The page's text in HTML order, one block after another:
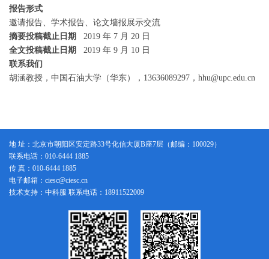
报告形式
邀请报告、学术报告、论文墙报展示交流
摘要投稿截止日期
2019 年 7 月 20 日
全文投稿截止日期
2019 年 9 月 10 日
联系我们
胡涵教授，中国石油大学（华东），13636089297，hhu@upc.edu.cn
地 址：北京市朝阳区安定路33号化信大厦B座7层（邮编：100029）
联系电话：010-6444 1885
传 真：010-6444 1885
电子邮箱：ciesc@ciesc.cn
技术支持：中科服 联系电话：18911522009